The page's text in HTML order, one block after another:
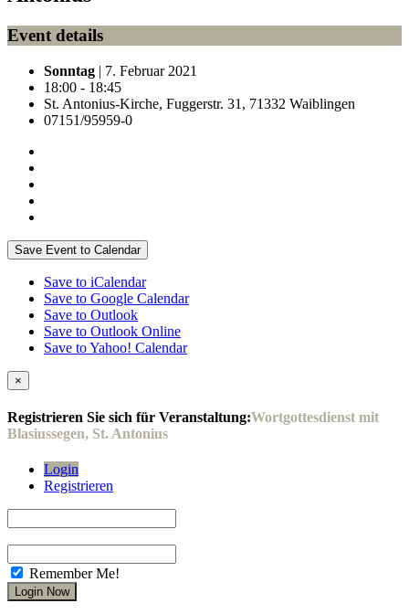
Event details
Sonntag | 7. Februar 2021
18:00 - 18:45
St. Antonius-Kirche, Fuggerstr. 31, 71332 Waiblingen
07151/95959-0
Save Event to Calendar
Save to iCalendar
Save to Google Calendar
Save to Outlook
Save to Outlook Online
Save to Yahoo! Calendar
×
Registrieren Sie sich für Veranstaltung:Wortgottesdienst mit
Blasiussegen, St. Antonius
Login
Registrieren
Remember Me!